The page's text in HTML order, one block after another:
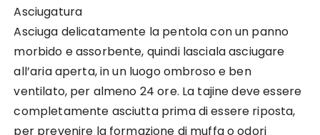
Asciugatura
Asciuga delicatamente la pentola con un panno
morbido e assorbente, quindi lasciala asciugare
all’aria aperta, in un luogo ombroso e ben
ventilato, per almeno 24 ore. La tajine deve essere
completamente asciutta prima di essere riposta,
per prevenire la formazione di muffa o odori